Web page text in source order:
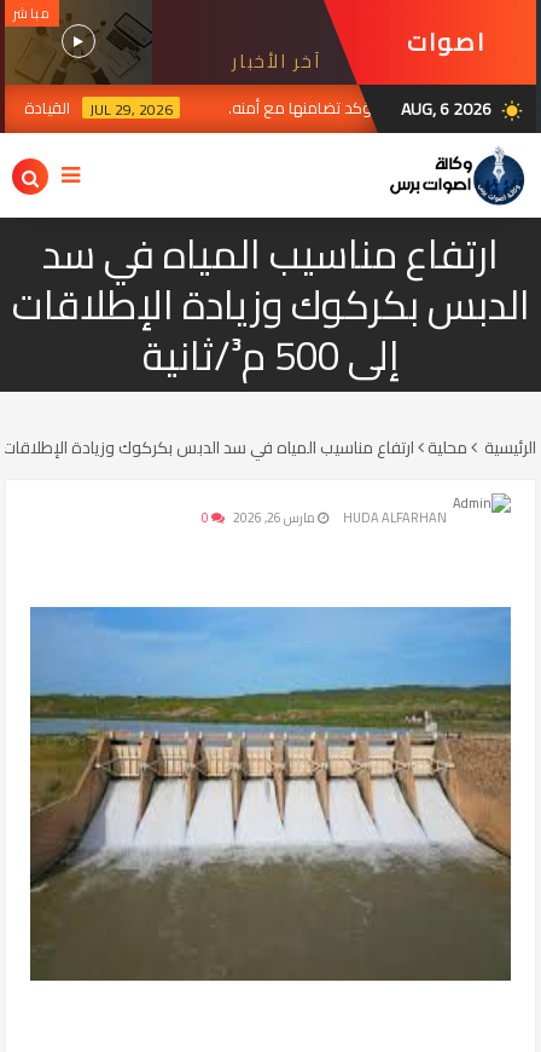
اصوات
برس
آخر الأخبار
مباشر
wb_sunny
AUG, 6 2026
ومقرات الحشد وتؤكد تضامنها مع أمنه. JUL 29, 2026 القيادة
ارتفاع مناسيب المياه في سد
الدبس بكركوك وزيادة الإطلاقات
إلى 500 م³/ثانية
الرئيسية محلية ارتفاع مناسيب المياه في سد الدبس بكركوك وزيادة الإطلاقات إلى 500
HUDA ALFARHAN مارس 26, 2026